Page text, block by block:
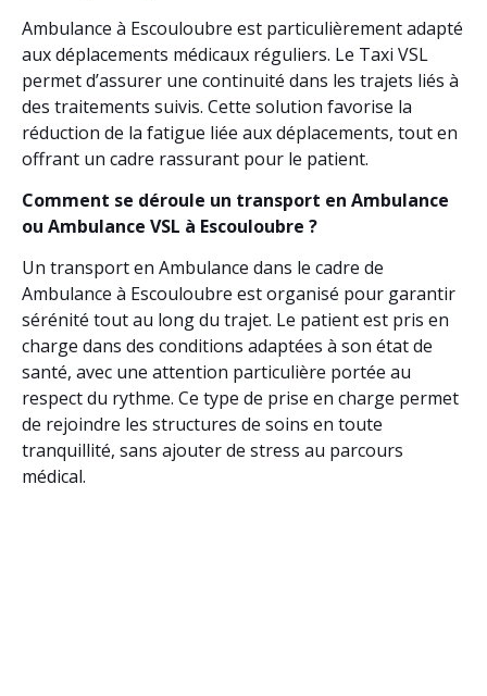
Ambulance à Escouloubre est particulièrement adapté
aux déplacements médicaux réguliers. Le Taxi VSL
permet d’assurer une continuité dans les trajets liés à
des traitements suivis. Cette solution favorise la
réduction de la fatigue liée aux déplacements, tout en
offrant un cadre rassurant pour le patient.
Comment se déroule un transport en Ambulance
ou Ambulance VSL à Escouloubre ?
Un transport en Ambulance dans le cadre de
Ambulance à Escouloubre est organisé pour garantir
sérénité tout au long du trajet. Le patient est pris en
charge dans des conditions adaptées à son état de
santé, avec une attention particulière portée au
respect du rythme. Ce type de prise en charge permet
de rejoindre les structures de soins en toute
tranquillité, sans ajouter de stress au parcours
médical.